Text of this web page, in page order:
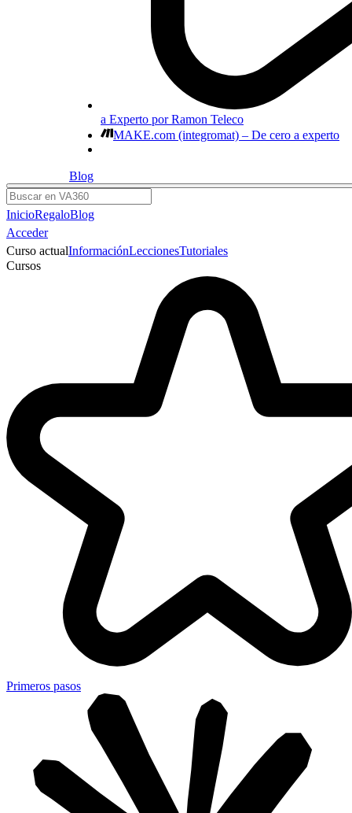
a Experto por Ramon Teleco
MAKE.com (integromat) – De cero a experto
Blog
Buscar
InicioRegaloBlog
Acceder
Curso actualInformaciónLeccionesTutoriales
Cursos
Primeros pasos